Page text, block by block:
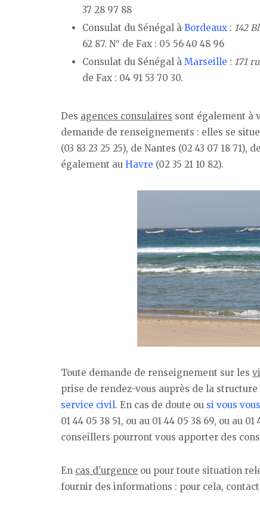
37 28 97 88
Consulat du Sénégal à Bordeaux : 142
62 87. N° de Fax : 05 56 40 48 96
Consulat du Sénégal à Marseille : 171
de Fax : 04 91 53 70 30.
Des agences consulaires sont également à
demande de renseignements : elles se
(03 83 23 25 25), de Nantes (02 43 07 18 71), de
également au Havre (02 35 21 10 82).
Toute demande de renseignement sur les
prise de rendez-vous auprès de la
service civil. En cas de doute ou si vous
01 44 05 38 51, ou au 01 44 05 38 69, ou au
conseillers pourront vous apporter des
En cas d’urgence ou pour toute situation
fournir des informations : pour cela,